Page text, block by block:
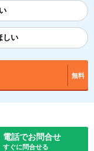
しい
無料
電話でお問合せ
すぐに問合せる